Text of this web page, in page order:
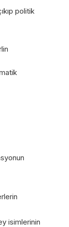
politik
isimlerinin